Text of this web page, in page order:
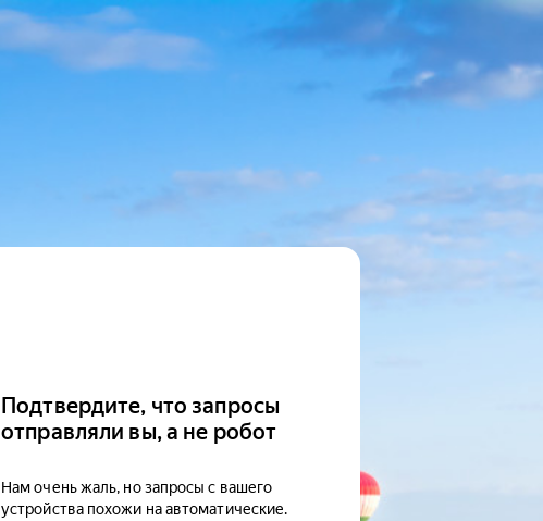
Подтвердите, что запросы
отправляли вы, а не робот
Нам очень жаль, но запросы с вашего
устройства похожи на автоматические.